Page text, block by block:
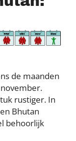
de maanden
rustiger. In
Bhutan
behoorlijk